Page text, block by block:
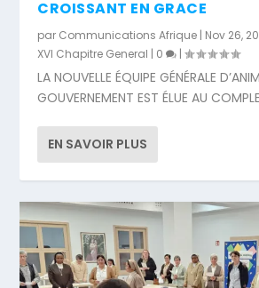
CROISSANT EN GRACE
par Communications Afrique | Nov 26,
XVI Chapitre General | 0 |
LA NOUVELLE ÉQUIPE GÉNÉRALE
GOUVERNEMENT EST ÉLUE AU
EN SAVOIR PLUS